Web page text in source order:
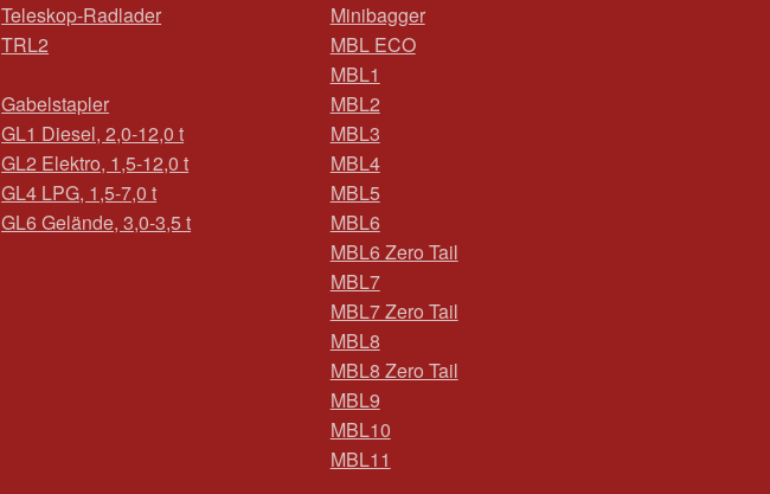
Teleskop-Radlader
TRL2
Gabelstapler
GL1 Diesel, 2,0-12,0 t
GL2 Elektro, 1,5-12,0 t
GL4 LPG, 1,5-7,0 t
GL6 Gelände, 3,0-3,5 t
Minibagger
MBL ECO
MBL1
MBL2
MBL3
MBL4
MBL5
MBL6
MBL6 Zero Tail
MBL7
MBL7 Zero Tail
MBL8
MBL8 Zero Tail
MBL9
MBL10
MBL11